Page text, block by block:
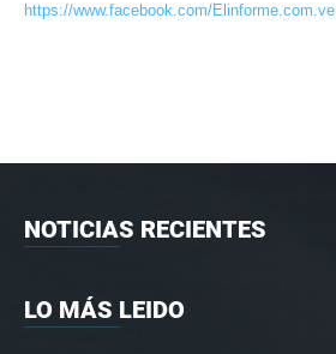
https://www.facebook.com/Elinforme.com.ve
NOTICIAS RECIENTES
LO MÁS LEIDO